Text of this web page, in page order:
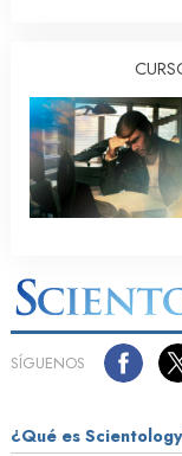
SÍGUENOS
¿Qué es